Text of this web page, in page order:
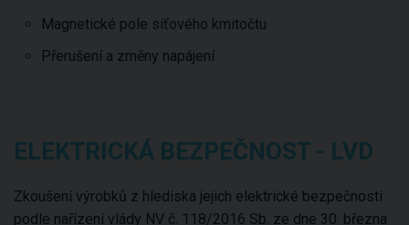
Magnetické pole síťového kmitočtu
Přerušení a změny napájení
ELEKTRICKÁ BEZPEČNOST - LVD
Zkoušení výrobků z hlediska jejich elektrické bezpečnosti
podle nařízení vlády NV č. 118/2016 Sb. ze dne 30. března